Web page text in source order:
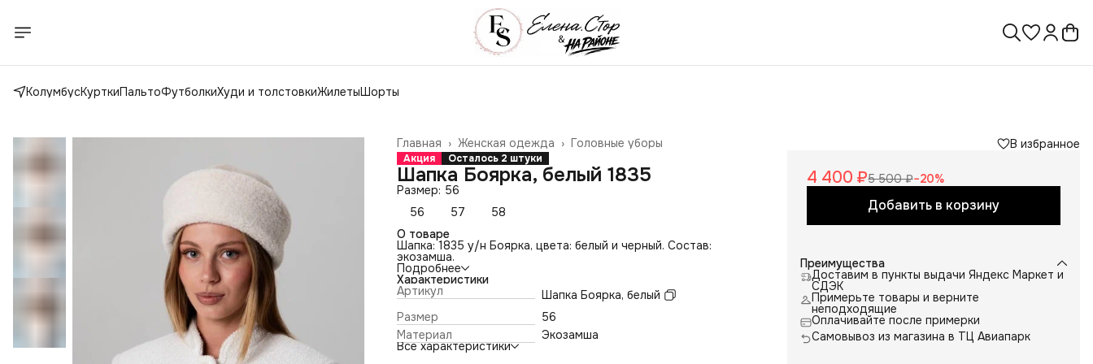
КолумбусКурткиПальтоФутболкиХуди и толстовкиЖилетыШорты
Головные уборы
Женская одежда ›
Главная ›
Акция Осталось 2 штуки
Шапка Боярка, белый 1835
Размер: 56
56
57
58
О товаре
Шапка: 1835 у/н Боярка, цвета: белый и черный. Состав:
экозамша.
Подробнее
Характеристики
Артикул
Шапка Боярка, белый
Размер
56
Материал
Экозамша
Все характеристики
В избранное
4 400 ₽5 500 ₽−20%
Добавить в корзину
Преимущества
Доставим в пункты выдачи Яндекс Маркет и
СДЭК
Примерьте товары и верните
неподходящие
Оплачивайте после примерки
Самовывоз из магазина в ТЦ Авиапарк